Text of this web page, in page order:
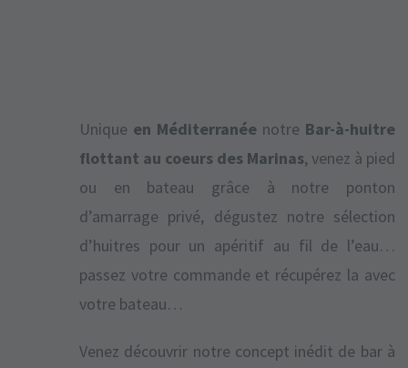
Unique en Méditerranée notre Bar-à-huitre
flottant au coeurs des Marinas, venez à pied
ou en bateau grâce à notre ponton
d’amarrage privé, dégustez notre sélection
d’huitres pour un apéritif au fil de l’eau…
passez votre commande et récupérez la avec
votre bateau…
Venez découvrir notre concept inédit de bar à